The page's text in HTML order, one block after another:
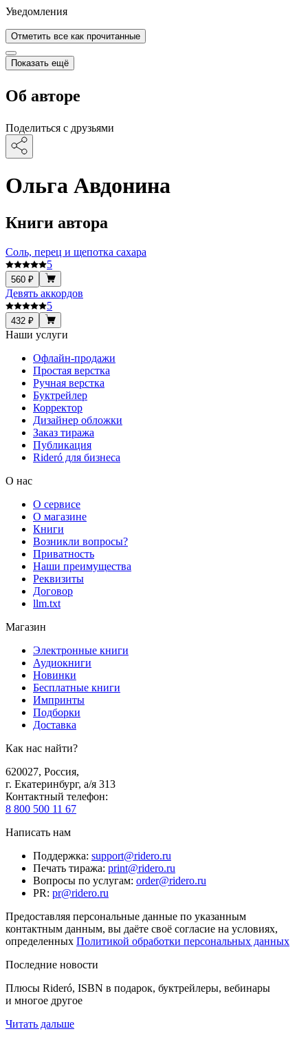
Уведомления
Отметить все как прочитанные
Показать ещё
Об авторе
Поделиться с друзьями
Ольга Авдонина
Книги автора
Соль, перец и щепотка сахара
5
560 ₽
Девять аккордов
5
432 ₽
Наши услуги
Офлайн-продажи
Простая верстка
Ручная верстка
Буктрейлер
Корректор
Дизайнер обложки
Заказ тиража
Публикация
Rideró для бизнеса
О нас
О сервисе
О магазине
Книги
Возникли вопросы?
Приватность
Наши преимущества
Реквизиты
Договор
llm.txt
Магазин
Электронные книги
Аудиокниги
Новинки
Бесплатные книги
Импринты
Подборки
Доставка
Как нас найти?
620027, Россия,
г. Екатеринбург, а/я 313
Контактный телефон:
8 800 500 11 67
Написать нам
Поддержка: support@ridero.ru
Печать тиража: print@ridero.ru
Вопросы по услугам: order@ridero.ru
PR: pr@ridero.ru
Предоставляя персональные данные по указанным
контактным данным, вы даёте своё согласие на условиях,
определенных Политикой обработки персональных данных
Последние новости
Плюсы Rideró, ISBN в подарок, буктрейлеры, вебинары
и многое другое
Читать дальше